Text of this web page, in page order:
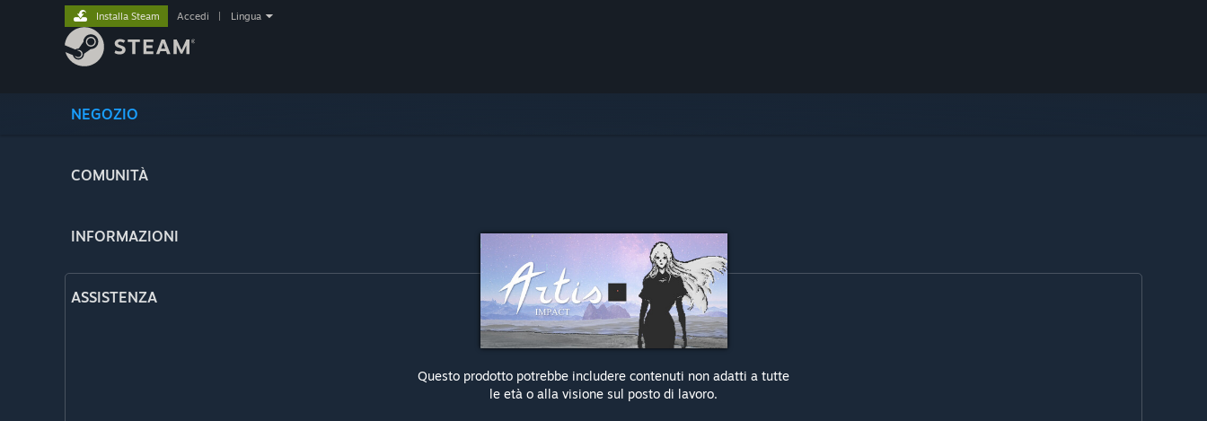
NEGOZIO
COMUNITÀ
INFORMAZIONI
ASSISTENZA
Installa Steam Accedi Lingua
Questo prodotto potrebbe includere contenuti non adatti a tutte
le età o alla visione sul posto di lavoro.